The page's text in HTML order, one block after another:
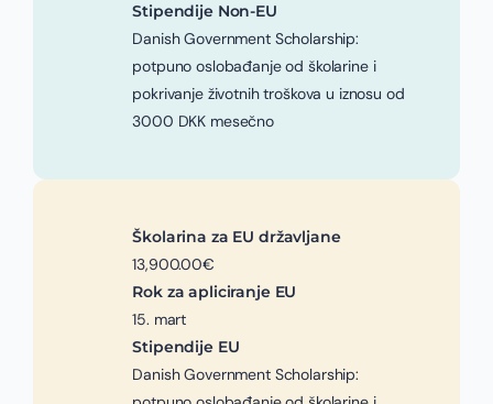
Stipendije Non-EU
Danish Government Scholarship:
potpuno oslobađanje od školarine i
pokrivanje životnih troškova u iznosu od
3000 DKK mesečno
Školarina za EU državljane
13,900.00€
Rok za apliciranje EU
15. mart
Stipendije EU
Danish Government Scholarship: